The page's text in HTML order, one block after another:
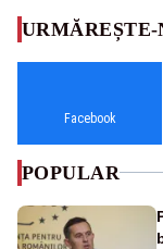
URMĂREȘTE-
Facebook
POPULAR